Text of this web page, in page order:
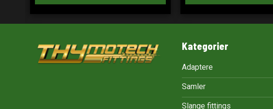
Kategorier
Adaptere
Samler
Slange fittings